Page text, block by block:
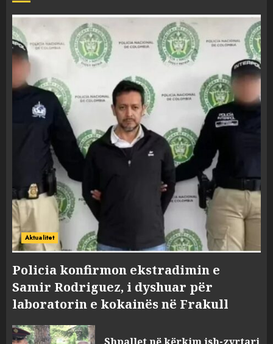
Aktualitet
Policia konfirmon ekstradimin e
Samir Rodriguez, i dyshuar për
laboratorin e kokainës në Frakull
Shpallet në kërkim ish-zyrtari